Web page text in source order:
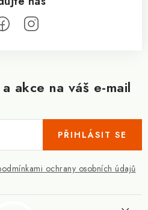
akce na váš e-mail
ochrany osobních údajů
PŘIHLÁSIT SE